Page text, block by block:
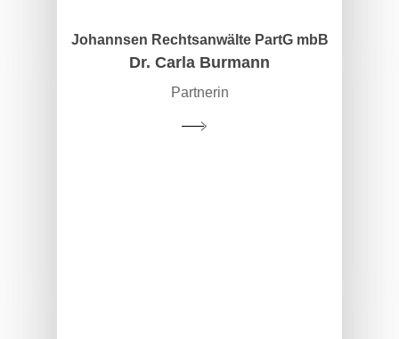
Johannsen Rechtsanwälte PartG mbB
Dr. Carla Burmann
Partnerin